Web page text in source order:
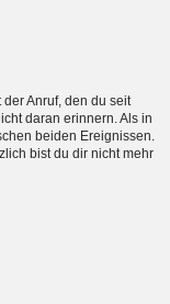
Anruf, den du seit
daran erinnern. Als in
beiden Ereignissen.
bist du dir nicht mehr